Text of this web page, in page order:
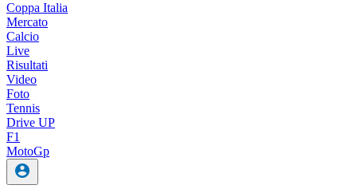
Coppa Italia
Mercato
Calcio
Live
Risultati
Video
Foto
Tennis
Drive UP
F1
MotoGp